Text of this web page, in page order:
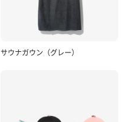
サウナガウン（グレー）